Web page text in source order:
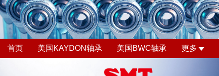
首页 美国KAYDON轴承 美国BWC轴承 更多